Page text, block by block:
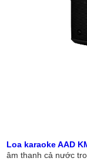
Loa karaoke AAD
âm thanh cả nước